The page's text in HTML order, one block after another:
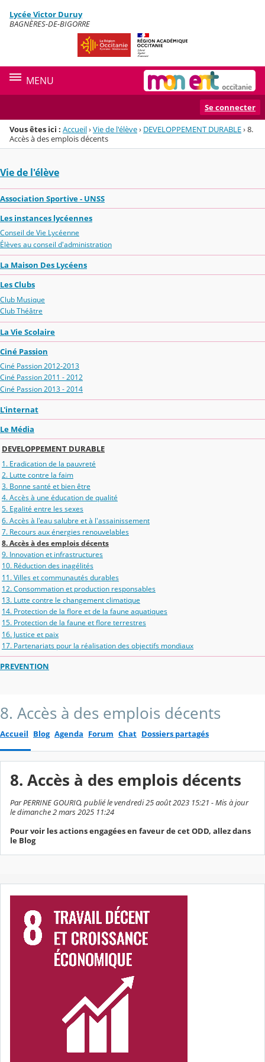
Menu de la rubrique
Contenu
Lycée Victor Duruy
BAGNÈRES-DE-BIGORRE
MENU
Se connecter
Vous êtes ici : Accueil›Vie de l'élève› DEVELOPPEMENT DURABLE›8.
Accès à des emplois décents
Vie de l'élève
Association Sportive - UNSS
Les instances lycéennes
Conseil de Vie Lycéenne
Élèves au conseil d'administration
La Maison Des Lycéens
Les Clubs
Club Musique
Club Théâtre
La Vie Scolaire
Ciné Passion
Ciné Passion 2012-2013
Ciné Passion 2011 - 2012
Ciné Passion 2013 - 2014
L'internat
Le Média
DEVELOPPEMENT DURABLE
1. Eradication de la pauvreté
2. Lutte contre la faim
3. Bonne santé et bien être
4. Accès à une éducation de qualité
5. Egalité entre les sexes
6. Accès à l'eau salubre et à l'assainissement
7. Recours aux énergies renouvelables
8. Accès à des emplois décents
9. Innovation et infrastructures
10. Réduction des inagélités
11. Villes et communautés durables
12. Consommation et production responsables
13. Lutte contre le changement climatique
14. Protection de la flore et de la faune aquatiques
15. Protection de la faune et flore terrestres
16. Justice et paix
17. Partenariats pour la réalisation des objectifs mondiaux
PREVENTION
8. Accès à des emplois décents
Accueil Blog Agenda Forum Chat Dossiers partagés
8. Accès à des emplois décents
Par PERRINE GOURIO, publié le vendredi 25 août 2023 15:21 - Mis à jour
le dimanche 2 mars 2025 11:24
Pour voir les actions engagées en faveur de cet ODD, allez dans
le Blog